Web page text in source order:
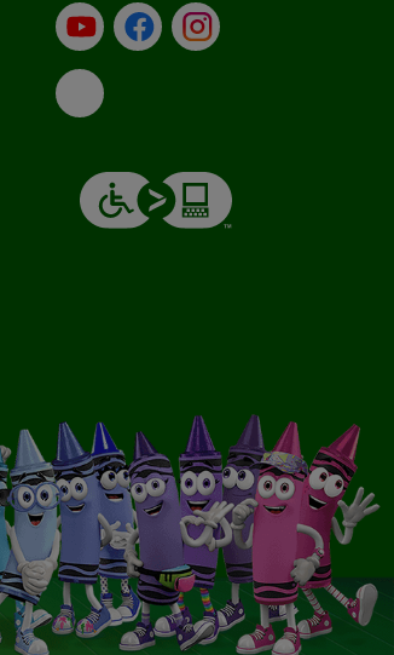
Su YouTube
ContattiProfilo Instagram
Email